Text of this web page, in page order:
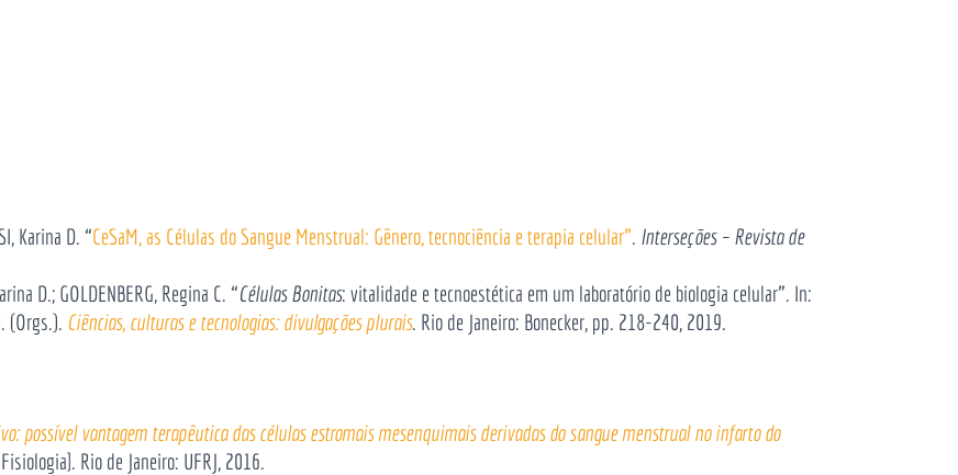
Karina D. “CeSaM, as Células do Sangue Menstrual: Gênero, tecnociência e terapia celular”. Interseções – Revista de
D.; GOLDENBERG, Regina C. “Células Bonitas: vitalidade e tecnoestética em um laboratório de biologia celular”. In:
(Orgs.). Ciências, culturas e tecnologias: divulgações plurais. Rio de Janeiro: Bonecker, pp. 218-240, 2019.
possível vantagem terapêutica das células estromais mesenquimais derivadas do sangue menstrual no infarto do
Rio de Janeiro: UFRJ, 2016.